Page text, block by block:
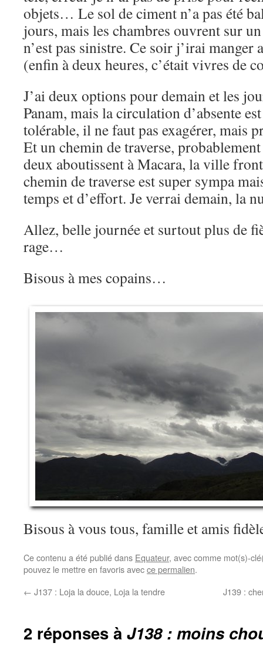
objets… Le sol de ciment n’a pas été
jours, mais les chambres ouvrent sur
n’est pas sinistre. Ce soir j’irai manger
(enfin à deux heures, c’était vivres de
J’ai deux options pour demain et les
Panam, mais la circulation d’absente
tolérable, il ne faut pas exagérer, mais
Et un chemin de traverse,
deux aboutissent à Macara, la ville
chemin de traverse est super sympa
temps et d’effort. Je verrai demain, la
Allez, belle journée et surtout plus de
rage…
Bisous à mes copains…
Bisous à vous tous, famille et amis
Ce contenu a été publié dans Equateur, avec comme mot(s)-
pouvez le mettre en favoris avecce permalien.
← J137 : Loja la douce, Loja la tendre J139 :
2 réponses à J138 : moins